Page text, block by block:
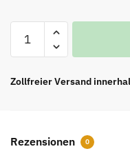
Logo
Zollfreier Versand
Rezensionen 0